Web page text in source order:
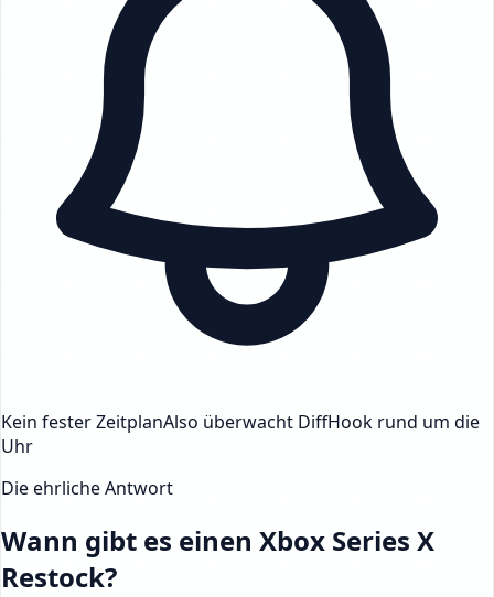
Kein fester ZeitplanAlso überwacht DiffHook rund um die
Uhr
Die ehrliche Antwort
Wann gibt es einen Xbox Series X
Restock?